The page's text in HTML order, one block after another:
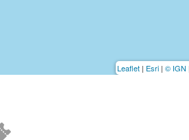
Leaflet | Esri | © IGN